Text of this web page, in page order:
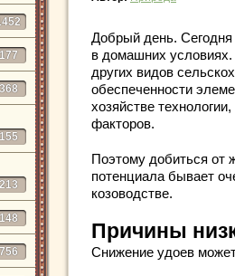
177
368
155
213
148
756
Добрый день. Сегодня
в домашних условиях.
других видов
обеспеченности
хозяйстве
факторов.
Поэтому добиться от
потенциала бывает
козоводстве.
Причины
Снижение удоев